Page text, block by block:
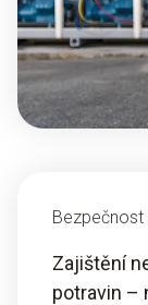
Bezpečnost
Zajištění
potravin –